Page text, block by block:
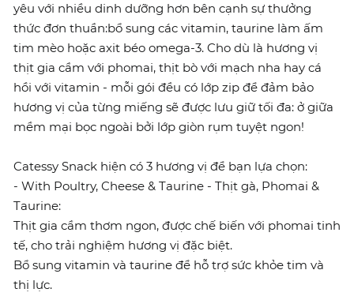
yêu với nhiều dinh dưỡng hơn bên cạnh sự thưởng
thức đơn thuần:bổ sung các vitamin, taurine làm ấm
tim mèo hoặc axit béo omega-3. Cho dù là hương vị
thịt gia cầm với phomai, thịt bò với mạch nha hay cá
hồi với vitamin - mỗi gói đều có lớp zip để đảm bảo
hương vị của từng miếng sẽ được lưu giữ tối đa: ở giữa
mềm mại bọc ngoài bởi lớp giòn rụm tuyệt ngon!
Catessy Snack hiện có 3 hương vị để bạn lựa chọn:
- With Poultry, Cheese & Taurine - Thịt gà, Phomai &
Taurine:
Thịt gia cầm thơm ngon, được chế biến với phomai tinh
tế, cho trải nghiệm hương vị đặc biệt.
Bổ sung vitamin và taurine để hỗ trợ sức khỏe tim và
thị lực.